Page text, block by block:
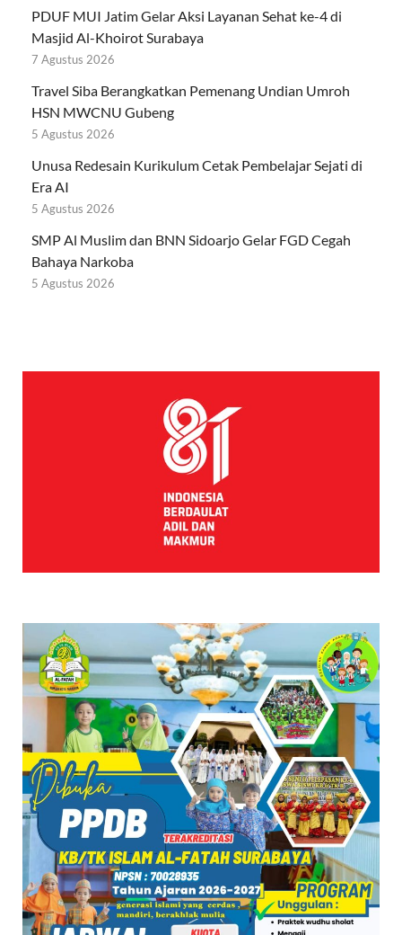
PDUF MUI Jatim Gelar Aksi Layanan Sehat ke-4 di
Masjid Al-Khoirot Surabaya
7 Agustus 2026
Travel Siba Berangkatkan Pemenang Undian Umroh
HSN MWCNU Gubeng
5 Agustus 2026
Unusa Redesain Kurikulum Cetak Pembelajar Sejati di
Era AI
5 Agustus 2026
SMP Al Muslim dan BNN Sidoarjo Gelar FGD Cegah
Bahaya Narkoba
5 Agustus 2026